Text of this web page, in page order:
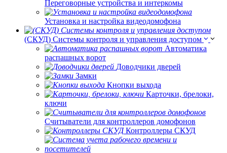
Переговорные устройства и интеркомы
Установка и настройка видеодомофона
(СКУД) Системы контроля и управления доступом
Автоматика
распашных ворот
Доводчики дверей
Замки
Кнопки выхода
Карточки, брелоки,
ключи
Считыватели для контроллеров домофонов
Контроллеры СКУД